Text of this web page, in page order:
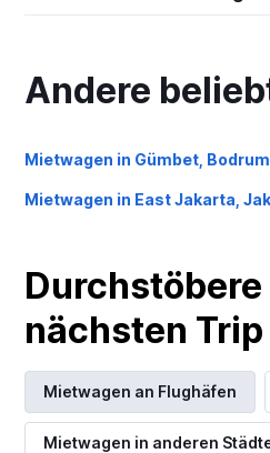
Andere
Mietwagen in Gümbet, Bodrum
Mietwagen in East Jakarta,
nächsten Trip
Mietwagen an Flughäfen
Mietwagen in anderen